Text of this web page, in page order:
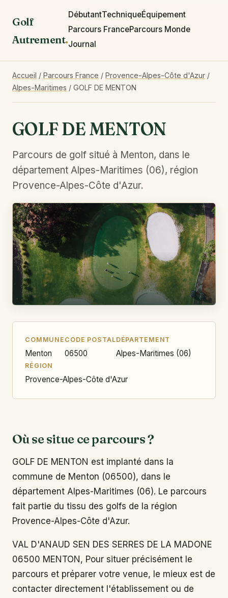
Golf
Autrement.
DébutantTechniqueÉquipement
Parcours FranceParcours Monde
Journal
Accueil / Parcours France / Provence-Alpes-Côte d'Azur /
Alpes-Maritimes / GOLF DE MENTON
GOLF DE MENTON
Parcours de golf situé à Menton, dans le
département Alpes-Maritimes (06), région
Provence-Alpes-Côte d'Azur.
COMMUNE
Menton
CODE POSTAL
06500
DÉPARTEMENT
Alpes-Maritimes (06)
RÉGION
Provence-Alpes-Côte d'Azur
Où se situe ce parcours ?
GOLF DE MENTON est implanté dans la
commune de Menton (06500), dans le
département Alpes-Maritimes (06). Le parcours
fait partie du tissu des golfs de la région
Provence-Alpes-Côte d'Azur.
VAL D'ANAUD SEN DES SERRES DE LA MADONE
06500 MENTON, Pour situer précisément le
parcours et préparer votre venue, le mieux est de
contacter directement l'établissement ou de